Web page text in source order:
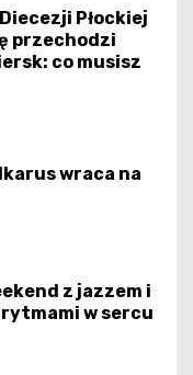
Płockiej
przechodzi
co musisz
wraca na
z jazzem i
rytmami w sercu